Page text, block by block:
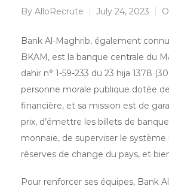
By AlloRecrute July 24, 2023
Bank Al-Maghrib, également
BKAM, est la banque centrale du
dahir n° 1-59-233 du 23 hija 1378
personne morale publique dotée
financière, et sa mission est de
prix, d’émettre les billets de
monnaie, de superviser le système
réserves de change du pays, et
Pour renforcer ses équipes, Bank